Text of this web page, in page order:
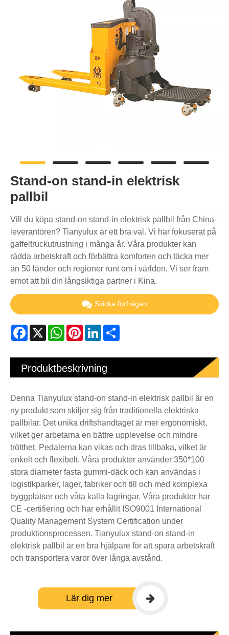
Stand-on stand-in elektrisk
pallbil
Vill du köpa stand-on stand-in elektrisk pallbil från China-
leverantören? Tianyulux är ett bra val. Vi har fokuserat på
gaffeltruckutrustning i många år. Våra produkter kan
rädda arbetskraft och förbättra komforten och täcka mer
än 50 länder och regioner runt om i världen. Vi ser fram
emot att bli din långsiktiga partner i Kina.
Skicka förfrågan
Facebook
X WhatsApp
PinterestLinkedIn
Produktbeskrivning
Denna Tianyulux stand-on stand-in elektrisk pallbil är en
ny produkt som skiljer sig från traditionella elektriska
pallbilar. Det unika driftshandtaget är mer ergonomiskt,
vilket ger arbetarna en bättre upplevelse och mindre
trötthet. Pedalerna kan vikas och dras tillbaka, vilket är
enkelt och flexibelt. Våra produkter använder 350*100
stora diameter fasta gummi-däck och kan användas i
logistikparker, lager, fabriker och till och med komplexa
byggplatser och våta kalla lagringar. Våra produkter har
CE -certifiering och har erhållit ISO9001 International
Quality Management System Certification under
produktionsprocessen. Tianyulux stand-on stand-in
elektrisk pallbil är en bra hjälpare för att spara arbetskraft
och transportera varor över långa avstånd.
Lär dig mer